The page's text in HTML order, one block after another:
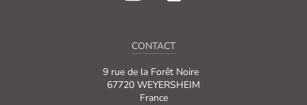
CONTACT
9 rue de la Forêt Noire
67720 WEYERSHEIM
France